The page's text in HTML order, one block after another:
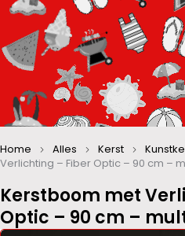
Kerstboom met
Optic – 90 cm –
Home Alles Kerst
Verlichting – Fiber Optic – 90 cm –